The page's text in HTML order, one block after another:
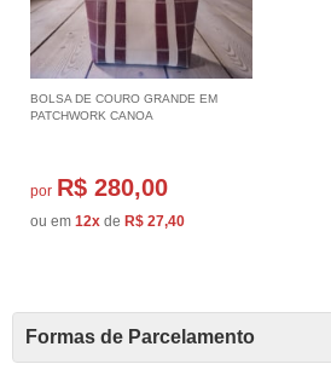
BOLSA DE COURO GRANDE EM
PATCHWORK CANOA
por R$ 280,00
ou em 12x de R$ 27,40
Formas de Parcelamento